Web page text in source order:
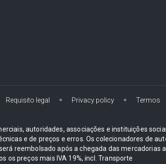
Requisito legal Privacy policy Termos
autoridades, associações e instituições
e de preços e erros. Os colecionadores de
reembolsado após a chegada das mercadorias
os preços mais IVA 19%, incl. Transporte